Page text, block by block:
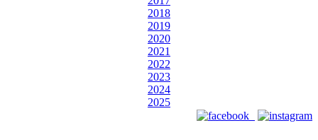
2018
2019
2020
2021
2022
2023
2024
2025